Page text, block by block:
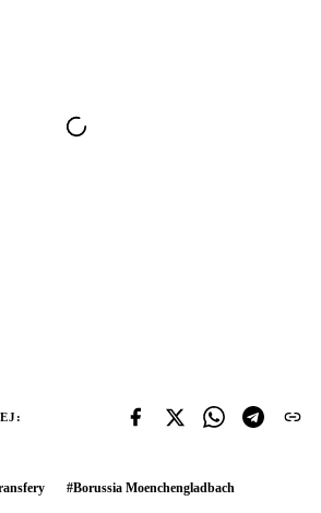
#Borussia Moenchengladbach